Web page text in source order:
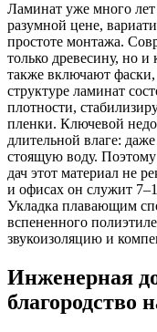
Ламинат уже много лет
разумной цене,
простоте монтажа.
только древесину, но
также включают
структуре ламинат
плотности,
пленки. Ключевой
длительной влаге:
стоящую воду.
дач этот материал не
и офисах он служит
Укладка плавающим
вспененного
звукоизоляцию и
Инженерная
благородство